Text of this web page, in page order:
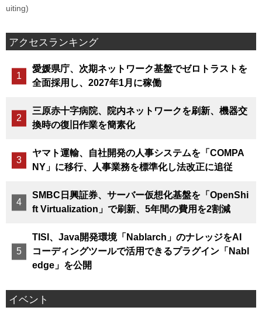
uiting)
アクセスランキング
愛媛県庁、次期ネットワーク基盤でゼロトラストを
全面採用し、2027年1月に稼働
三原赤十字病院、院内ネットワークを刷新、機器交
換時の復旧作業を簡素化
ヤマト運輸、自社開発の人事システムを「COMPA
NY」に移行、人事業務を標準化し法改正に追従
SMBC日興証券、サーバー仮想化基盤を「OpenShi
ft Virtualization」で刷新、5年間の費用を2割減
TISI、Java開発環境「Nablarch」のナレッジをAI
コーディングツールで活用できるプラグイン「Nabl
edge」を公開
イベント